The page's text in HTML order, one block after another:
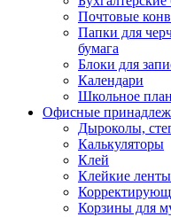
Почтовые
Папки для
бумага
Блоки для
Календари
Школьное
Офисные
Дыроколы,
Калькуляторы
Клей
Клейкие
Корзины для